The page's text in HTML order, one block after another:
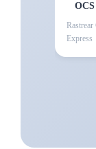
OCS
Rastrear
Express